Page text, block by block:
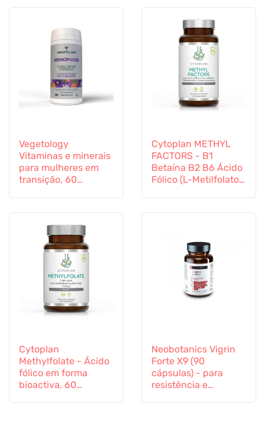
Vegetology
Vitaminas e minerais
para mulheres em
transição, 60
Cytoplan METHYL
FACTORS - B1
Betaína B2 B6 Ácido
Fólico (L-Metilfolato)
Cytoplan
Methylfolate - Ácido
fólico em forma
bioactiva, 60
Neobotanics Vigrin
Forte X9 (90
cápsulas) - para
resistência e